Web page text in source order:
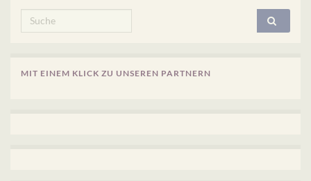
Search for:
MIT EINEM KLICK ZU UNSEREN PARTNERN